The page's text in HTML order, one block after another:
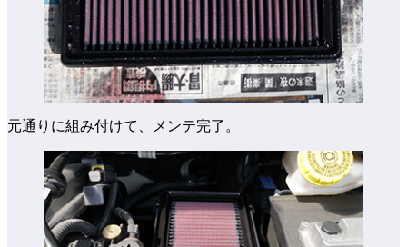
元通りに組み付けて、メンテ完了。